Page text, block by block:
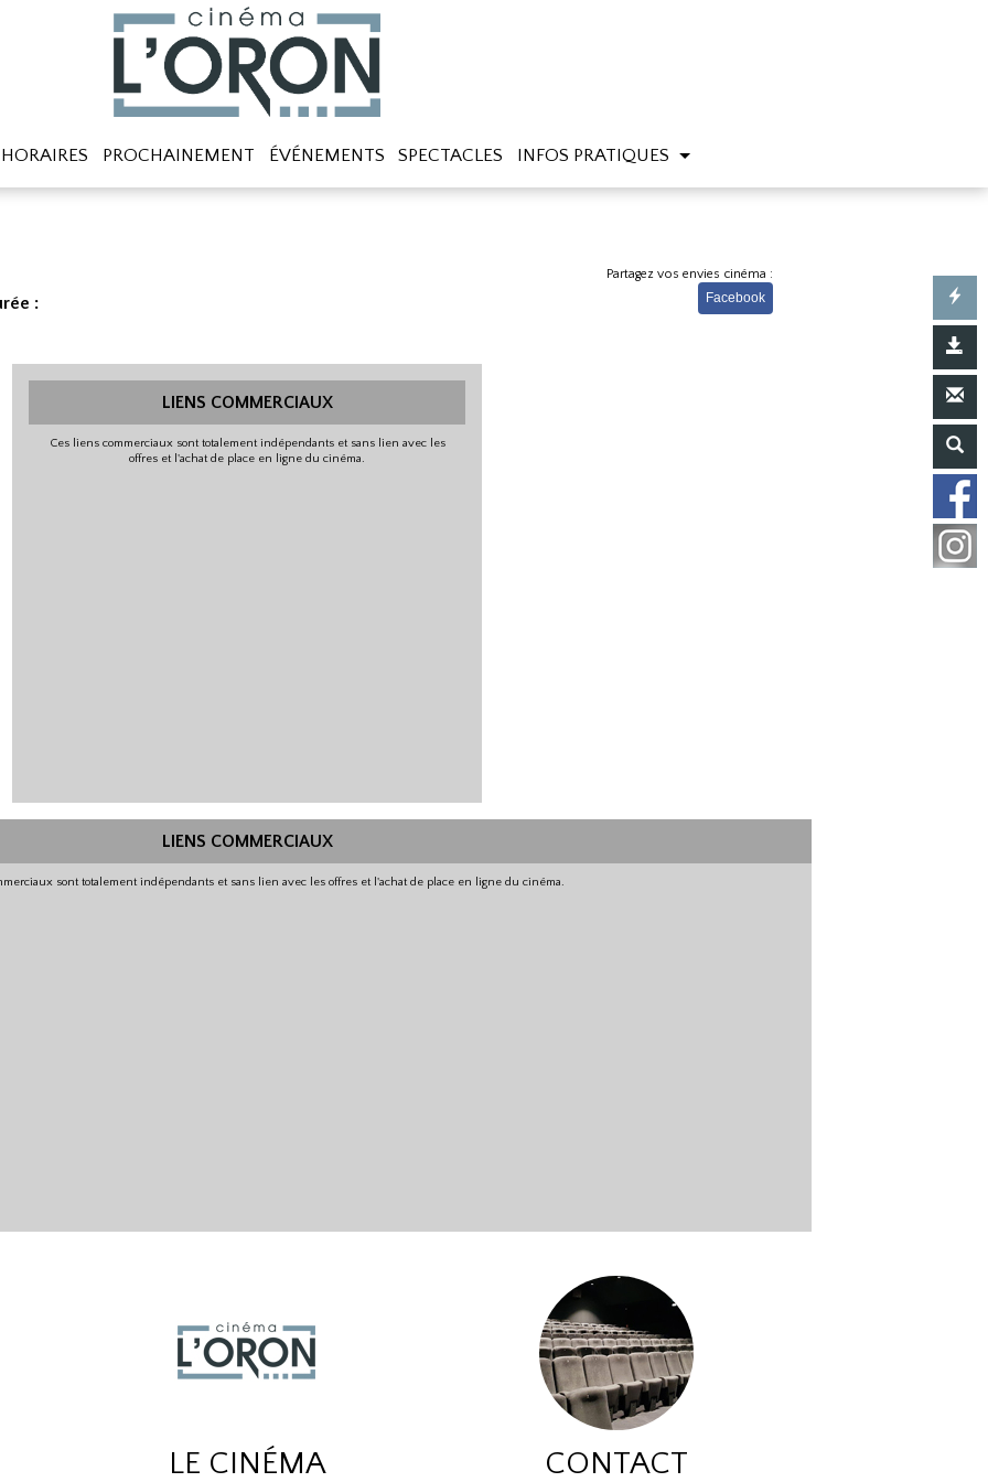
HORAIRES PROCHAINEMENT ÉVÉNEMENTS SPECTACLES INFOS PRATIQUES
:
Partagez vos envies cinéma :
Facebook
LIENS COMMERCIAUX
Ces liens commerciaux sont totalement indépendants et sans lien avec les
offres et l'achat de place en ligne du cinéma.
LIENS COMMERCIAUX
sont totalement indépendants et sans lien avec les offres et l'achat de place en ligne du cinéma.
LE CINÉMA CONTACT